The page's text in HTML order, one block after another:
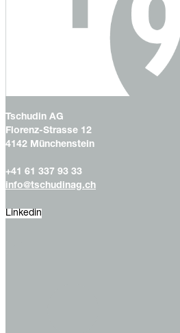
Tschudin AG
Florenz-Strasse 12
4142 Münchenstein
+41 61 337 93 33
info@tschudinag.ch
Linkedin